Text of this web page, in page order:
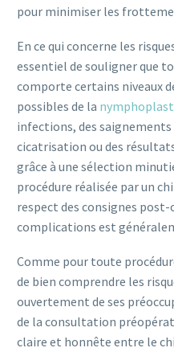
pour minimiser les
En ce qui concerne les
essentiel de souligner que
comporte certains niveaux
possibles de la
infections, des saignements
cicatrisation ou des
grâce à une sélection
procédure réalisée par un
respect des consignes
complications est
Comme pour toute
de bien comprendre les
ouvertement de ses
de la consultation
claire et honnête entre le